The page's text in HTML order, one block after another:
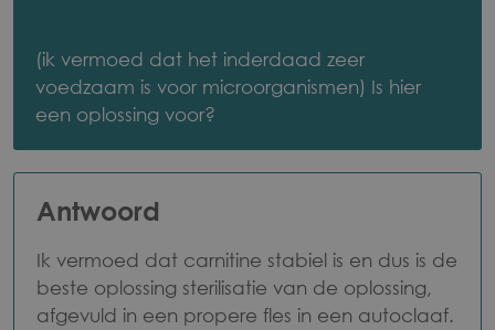
dagen?
(ik vermoed dat het inderdaad zeer
voedzaam is voor microorganismen) Is hier
een oplossing voor?
Antwoord
Ik vermoed dat carnitine stabiel is en dus is de
beste oplossing sterilisatie van de oplossing,
afgevuld in een propere fles in een autoclaaf.